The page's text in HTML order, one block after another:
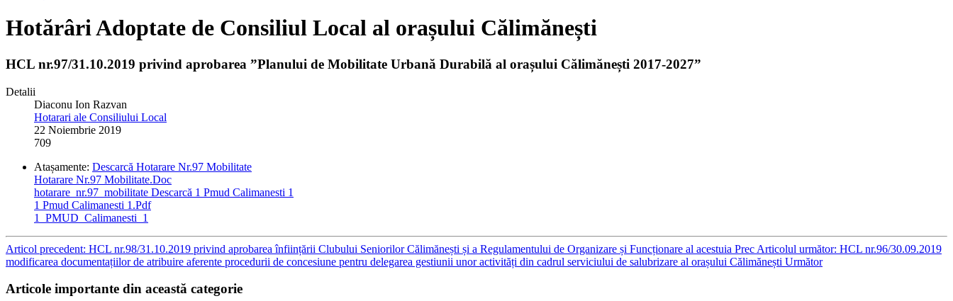
Hotărâri Adoptate de Consiliul Local al orașului Călimănești
HCL nr.97/31.10.2019 privind aprobarea ”Planului de Mobilitate Urbană Durabilă al orașului Călimănești 2017-2027”
Detalii
Diaconu Ion Razvan
Hotarari ale Consiliului Local
22 Noiembrie 2019
709
Atașamente: Descarcă Hotarare Nr.97 Mobilitate
Hotarare Nr.97 Mobilitate.Doc
hotarare_nr.97_mobilitate Descarcă 1 Pmud Calimanesti 1
1 Pmud Calimanesti 1.Pdf
1_PMUD_Calimanesti_1
Articol precedent: HCL nr.98/31.10.2019 privind aprobarea înființării Clubului Seniorilor Călimănești și a Regulamentului de Organizare și Funcționare al acestuia Prec Articolul următor: HCL nr.96/30.09.2019
modificarea documentațiilor de atribuire aferente procedurii de concesiune pentru delegarea gestiunii unor activități din cadrul serviciului de salubrizare al orașului Călimănești Următor
Articole importante din această categorie